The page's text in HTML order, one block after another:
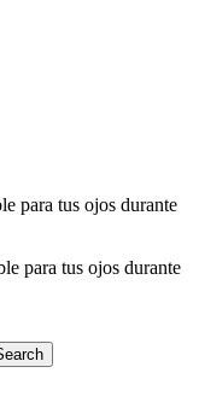
para tus ojos durante
para tus ojos durante